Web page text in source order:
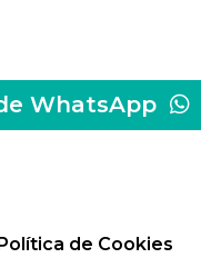
WhatsApp
de Cookies